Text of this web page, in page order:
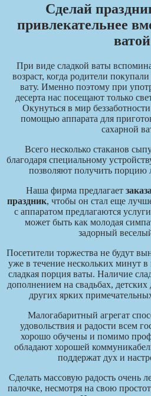
Сделай
привлекательнее
ватой
При виде сладкой ваты
возраст, когда родители
вату. Именно поэтому при
десерта нас посещают только
Окунуться в мир
помощью аппарата для
сахарной
Всего несколько стаканов
благодаря специальному
позволяют получить порцию
Наша фирма предлагает
праздник, чтобы он стал еще
с аппаратом предлагаются
может быть как молодая
задорный
Посетители торжества не будут
уже в течение нескольких минут в
сладкая порция ваты. Наличие
дополнением на свадьбах,
других ярких
Малогабаритный агрегат
удовольствия и радости всем
хорошо обучены и помимо
обладают хорошей
поддержат дух и
Сделать массовую радость очень
палочке, несмотря на свою